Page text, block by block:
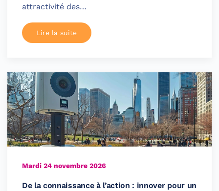
attractivité des…
Lire la suite
Mardi 24 novembre 2026
De la connaissance à l’action : innover pour un